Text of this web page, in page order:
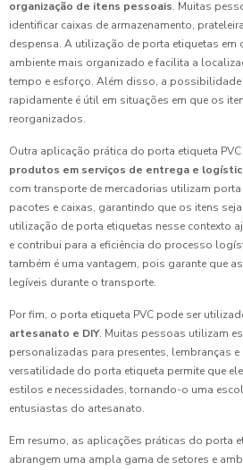
organização de itens pessoais. Muitas
identificar caixas de armazenamento,
despensa. A utilização de porta etiquetas em
ambiente mais organizado e facilita a
tempo e esforço. Além disso, a possibilidade
rapidamente é útil em situações em que os
reorganizados.
Outra aplicação prática do porta etiqueta PVC
produtos em serviços de entrega e
com transporte de mercadorias utilizam
pacotes e caixas, garantindo que os itens
utilização de porta etiquetas nesse contexto
e contribui para a eficiência do processo
também é uma vantagem, pois garante que
legíveis durante o transporte.
Por fim, o porta etiqueta PVC pode ser
artesanato e DIY. Muitas pessoas utilizam
personalizadas para presentes, lembranças
versatilidade do porta etiqueta permite que
estilos e necessidades, tornando-o uma
entusiastas do artesanato.
Em resumo, as aplicações práticas do porta
abrangem uma ampla gama de setores e